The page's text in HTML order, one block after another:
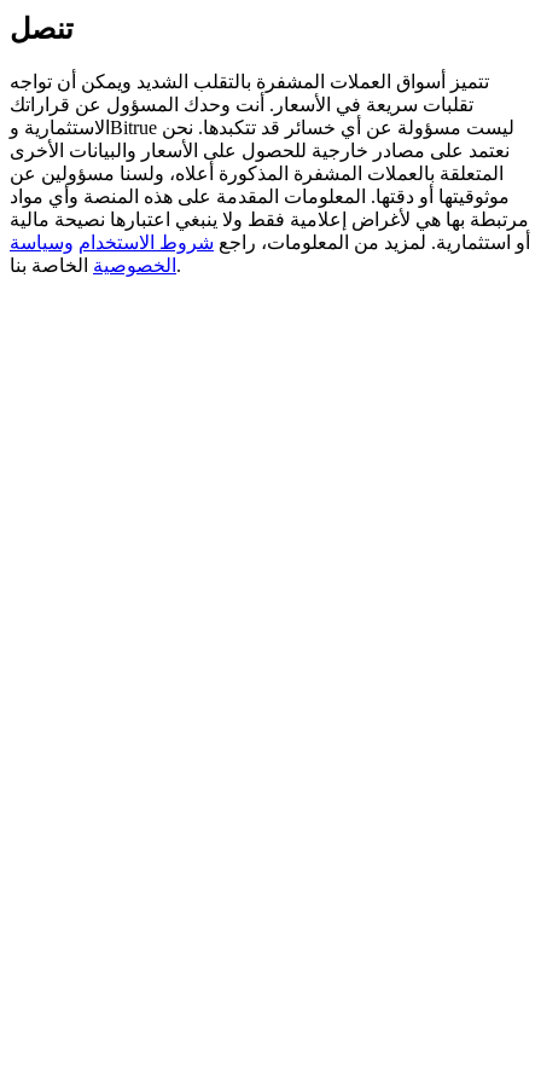
Deposit CASHCAT & Win
Share 500000 CASHCAT prize pool
Exclusive for BitMart Users
Register & Trade to Win 500,000 USDT
تنصل
تتميز أسواق العملات المشفرة بالتقلب الشديد ويمكن أن تواجه
تقلبات سريعة في الأسعار. أنت وحدك المسؤول عن قراراتك
الاستثمارية وBitrue ليست مسؤولة عن أي خسائر قد تتكبدها. نحن
نعتمد على مصادر خارجية للحصول على الأسعار والبيانات الأخرى
المتعلقة بالعملات المشفرة المذكورة أعلاه، ولسنا مسؤولين عن
موثوقيتها أو دقتها. المعلومات المقدمة على هذه المنصة وأي مواد
مرتبطة بها هي لأغراض إعلامية فقط ولا ينبغي اعتبارها نصيحة مالية
أو استثمارية. لمزيد من المعلومات، راجع شروط الاستخدام وسياسة
الخصوصية الخاصة بنا.